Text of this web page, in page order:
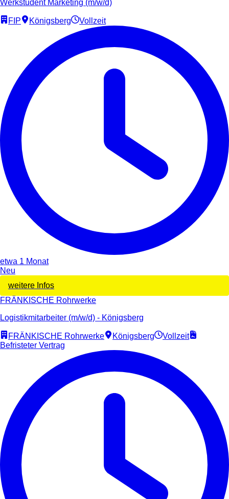
Werkstudent Marketing (m/w/d)
FIP Königsberg Vollzeit
etwa 1 Monat
Neu
weitere Infos
FRÄNKISCHE Rohrwerke
Logistikmitarbeiter (m/w/d) - Königsberg
FRÄNKISCHE Rohrwerke Königsberg
Vollzeit
Befristeter Vertrag